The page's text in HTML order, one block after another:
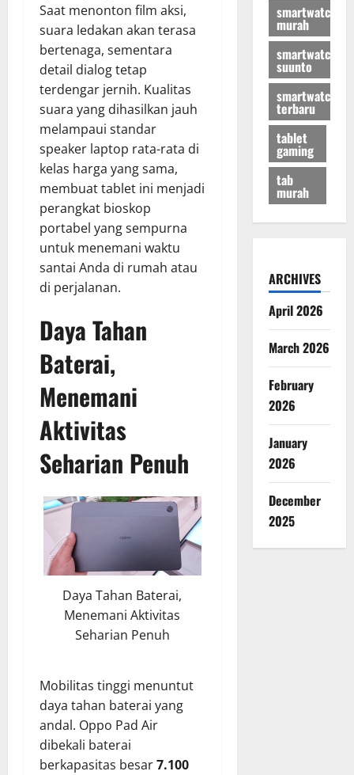
Saat menonton film aksi,
suara ledakan akan terasa
bertenaga, sementara
detail dialog tetap
terdengar jernih. Kualitas
suara yang dihasilkan jauh
melampaui standar
speaker laptop rata-rata di
kelas harga yang sama,
membuat tablet ini menjadi
perangkat bioskop
portabel yang sempurna
untuk menemani waktu
santai Anda di rumah atau
di perjalanan.
Daya Tahan
Baterai,
Menemani
Aktivitas
Seharian Penuh
Daya Tahan Baterai,
Menemani Aktivitas
Seharian Penuh
Mobilitas tinggi menuntut
daya tahan baterai yang
andal. Oppo Pad Air
dibekali baterai
berkapasitas besar7.100
smartwatch
murah
smartwatch
suunto
smartwatch
terbaru
tablet
gaming
tab
murah
ARCHIVES
April 2026
March 2026
February
2026
January
2026
December
2025